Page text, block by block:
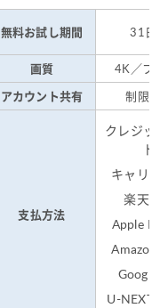
無料お試し期間 31日
画質 4K／フ
アカウント共有 制限
支払方法
クレジッ
ド
キャリ
楽天
Apple
U-NEXT